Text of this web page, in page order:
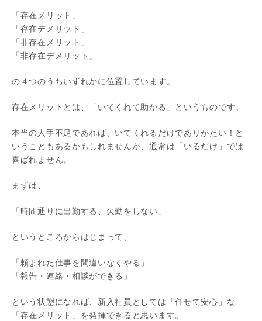
「存在メリット」
「存在デメリット」
「非存在メリット」
「非存在デメリット」
の４つのうちいずれかに位置しています。
存在メリットとは、「いてくれて助かる」というものです。
本当の人手不足であれば、いてくれるだけでありがたい！と
いうこともあるかもしれませんが、通常は「いるだけ」では
喜ばれません。
まずは、
「時間通りに出勤する、欠勤をしない」
というところからはじまって、
「頼まれた仕事を間違いなくやる」
「報告・連絡・相談ができる」
という状態になれば、新入社員としては「任せて安心」な
「存在メリット」を発揮できると思います。